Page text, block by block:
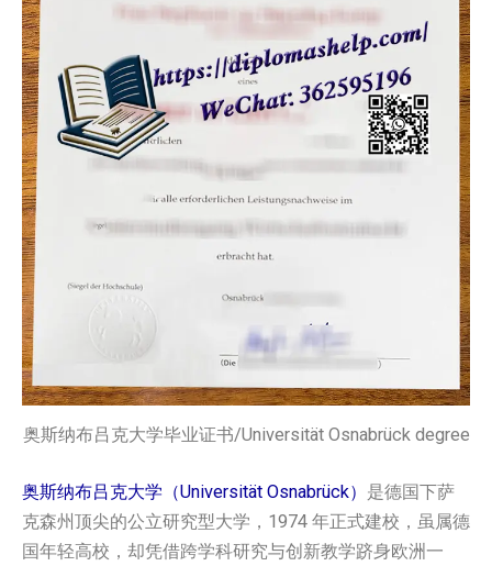
奥斯纳布吕克大学毕业证书/Universität Osnabrück degree
奥斯纳布吕克大学（Universität Osnabrück） 是德国下萨
克森州顶尖的公立研究型大学，1974 年正式建校，虽属德
国年轻高校，却凭借跨学科研究与创新教学跻身欧洲一